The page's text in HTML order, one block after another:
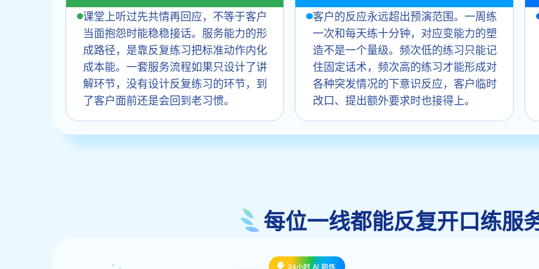
课堂上听过先共情再回应，不等于客户
当面抱怨时能稳稳接话。服务能力的形
成路径，是靠反复练习把标准动作内化
成本能。一套服务流程如果只设计了讲
解环节，没有设计反复练习的环节，到
了客户面前还是会回到老习惯。
客户的反应永远超出预演范围。一周练
一次和每天练十分钟，对应变能力的塑
造不是一个量级。频次低的练习只能记
住固定话术，频次高的练习才能形成对
各种突发情况的下意识反应，客户临时
改口、提出额外要求时也接得上。
每位一线都能反复开口练服